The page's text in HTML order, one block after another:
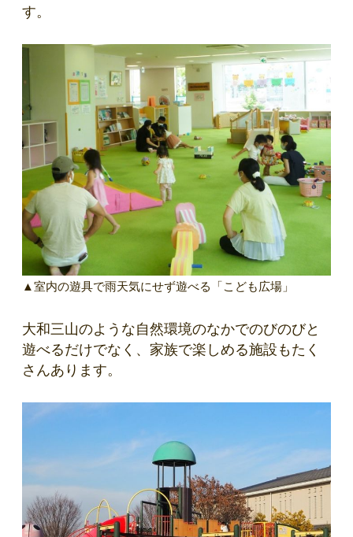
す。
▲室内の遊具で雨天気にせず遊べる「こども広場」
大和三山のような自然環境のなかでのびのびと
遊べるだけでなく、家族で楽しめる施設もたく
さんあります。